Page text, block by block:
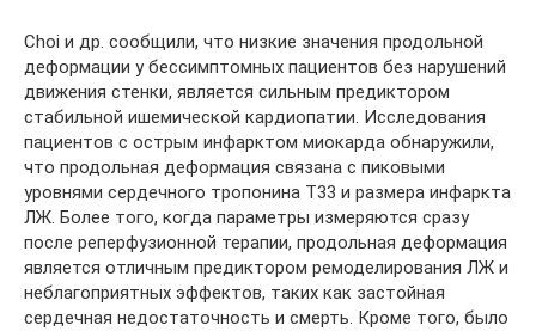
Choi и др. сообщили, что низкие значения продольной
деформации у бессимптомных пациентов без нарушений
движения стенки, является сильным предиктором
стабильной ишемической кардиопатии. Исследования
пациентов с острым инфарктом миокарда обнаружили,
что продольная деформация связана с пиковыми
уровнями сердечного тропонина T33 и размера инфаркта
ЛЖ. Более того, когда параметры измеряются сразу
после реперфузионной терапии, продольная деформация
является отличным предиктором ремоделирования ЛЖ и
неблагоприятных эффектов, таких как застойная
сердечная недостаточность и смерть. Кроме того, было